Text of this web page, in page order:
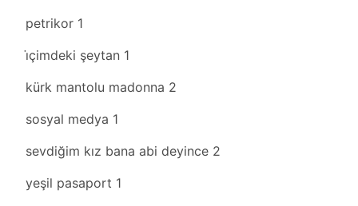
petrikor 1
i̇çimdeki şeytan 1
kürk mantolu madonna 2
sosyal medya 1
sevdiğim kız bana abi deyince 2
yeşil pasaport 1